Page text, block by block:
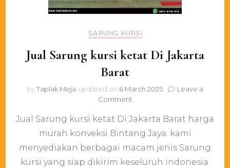
SARUNG KURSI
Jual Sarung kursi ketat Di Jakarta
Barat
byTaplak Meja updated on 6 March 2025
Leave a
Commenton
Sarung
ketat
Di
Jakarta
Jual Sarung kursi ketat Di Jakarta Barat harga
murah konveksi Bintang Jaya. kami
menyediakan berbagai macam jenis Sarung
kursi yang siap dikirim keseluruh indonesia.